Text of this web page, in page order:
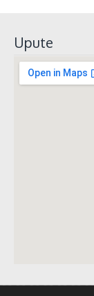
Upute